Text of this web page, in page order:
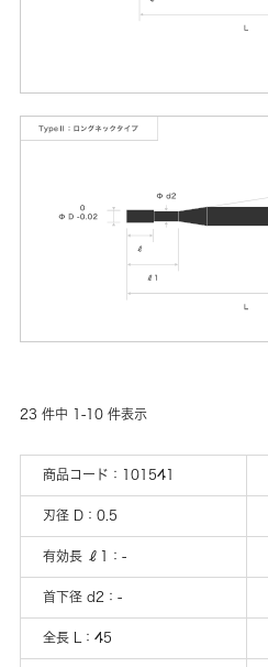
23 件中 1 -10 件表示
商品コード： 101541
刃径 D ： 0.5
有効長 ℓ1 ： -
首下径 d2 ： -
全長 L ： 45